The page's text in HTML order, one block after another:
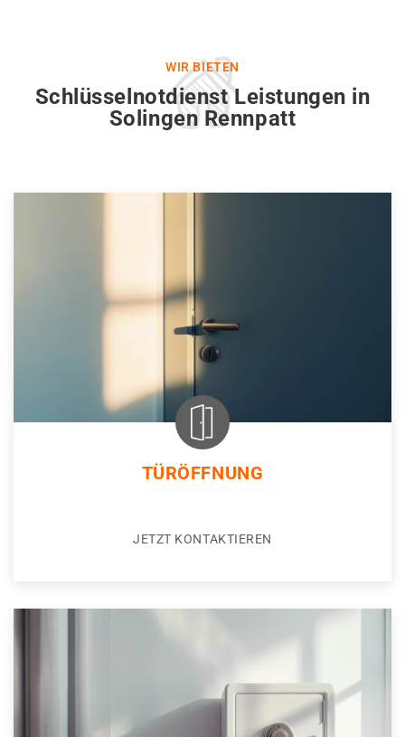
WIR BIETEN
Schlüsselnotdienst Leistungen in
Solingen Rennpatt
TÜRÖFFNUNG
JETZT KONTAKTIEREN